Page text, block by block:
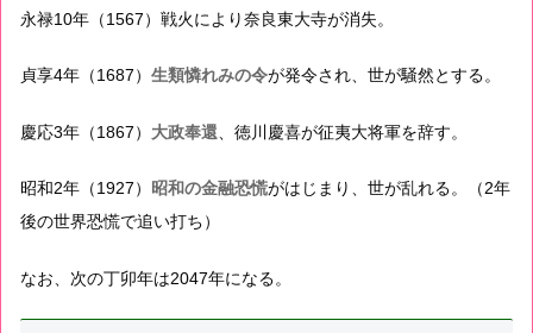
永禄10年（1567）戦火により奈良東大寺が消失。
貞享4年（1687） 生類憐れみの令が発令され、世が騒然とする。
慶応3年（1867） 大政奉還 、徳川慶喜が征夷大将軍を辞す。
昭和2年（1927） 昭和の金融恐慌がはじまり、世が乱れる。（2年
後の世界恐慌で追い打ち）
なお、次の丁卯年は2047年になる。